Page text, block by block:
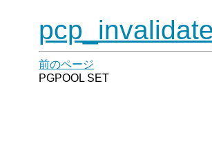
前のページ
PGPOOL SET